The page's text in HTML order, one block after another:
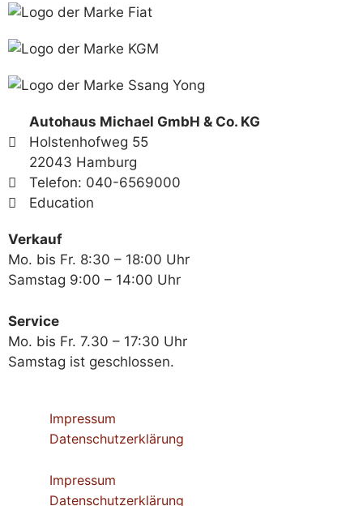
Autohaus Michael GmbH & Co. KG
Holstenhofweg 55
22043 Hamburg
Telefon: 040-6569000
Education
Verkauf
Mo. bis Fr. 8:30 – 18:00 Uhr
Samstag 9:00 – 14:00 Uhr
Service
Mo. bis Fr. 7.30 – 17:30 Uhr
Samstag ist geschlossen.
Impressum
Datenschutzerklärung
Impressum
Datenschutzerklärung